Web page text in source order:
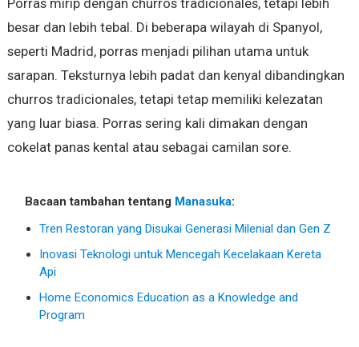
Porras mirip dengan churros tradicionales, tetapi lebih
besar dan lebih tebal. Di beberapa wilayah di Spanyol,
seperti Madrid, porras menjadi pilihan utama untuk
sarapan. Teksturnya lebih padat dan kenyal dibandingkan
churros tradicionales, tetapi tetap memiliki kelezatan
yang luar biasa. Porras sering kali dimakan dengan
cokelat panas kental atau sebagai camilan sore.
Bacaan tambahan tentang Manasuka:
Tren Restoran yang Disukai Generasi Milenial dan Gen Z
Inovasi Teknologi untuk Mencegah Kecelakaan Kereta
Api
Home Economics Education as a Knowledge and
Program